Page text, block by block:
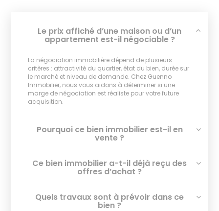
Le prix affiché d’une maison ou d’un
appartement est-il négociable ?
La négociation immobilière dépend de plusieurs
critères : attractivité du quartier, état du bien, durée sur
le marché et niveau de demande. Chez Guenno
Immobilier, nous vous aidons à déterminer si une
marge de négociation est réaliste pour votre future
acquisition.
Pourquoi ce bien immobilier est-il en
vente ?
Ce bien immobilier a-t-il déjà reçu des
offres d’achat ?
Quels travaux sont à prévoir dans ce
bien ?